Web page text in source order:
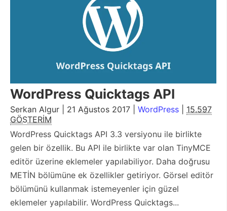
WordPress Quicktags API
Serkan Algur | 21 Ağustos 2017 | WordPress
15.597
GÖSTERİM
WordPress Quicktags API 3.3 versiyonu ile birlikte
gelen bir özellik. Bu API ile birlikte var olan TinyMCE
editör üzerine eklemeler yapılabiliyor. Daha doğrusu
METİN bölümüne ek özellikler getiriyor. Görsel editör
bölümünü kullanmak istemeyenler için güzel
eklemeler yapılabilir. WordPress Quicktags...